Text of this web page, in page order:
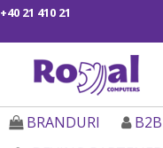
+40 21 410 21
BRANDURI B2B